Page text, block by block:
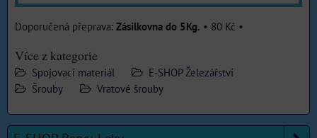
Zásilkovna do 5Kg. • 80 Kč •
Více z kategorie
Spojovací materiál
E-SHOP Železářství
Šrouby
Vratové šrouby